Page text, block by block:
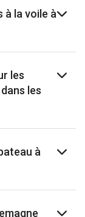
à la voile à
les
les
à